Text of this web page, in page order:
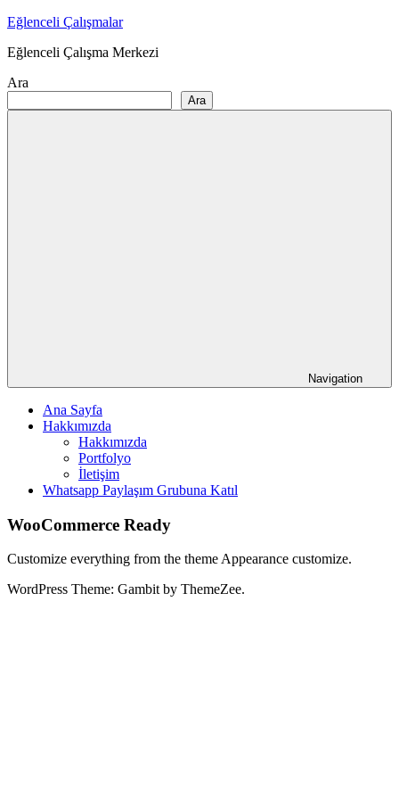
Skip
content
Eğlenceli Çalışmalar
Eğlenceli Çalışma Merkezi
Ara
Ara
Navigation
Ana Sayfa
Hakkımızda
Hakkımızda
Portfolyo
İletişim
Whatsapp Paylaşım Grubuna Katıl
WooCommerce Ready
Customize everything from the theme Appearance customize.
WordPress Theme: Gambit by ThemeZee.